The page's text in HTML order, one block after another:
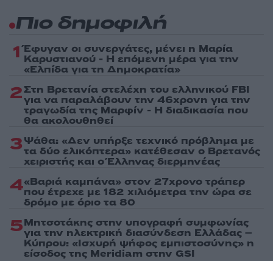
Πιο δημοφιλή
1 Έφυγαν οι συνεργάτες, μένει η Μαρία
Καρυστιανού - Η επόμενη μέρα για την
«Ελπίδα για τη Δημοκρατία»
2Στη Βρετανία στελέχη του ελληνικού FBI
για να παραλάβουν την 46χρονη για την
τραγωδία της Μαρφίν - Η διαδικασία που
θα ακολουθηθεί
3Ψάθα: «Δεν υπήρξε τεχνικό πρόβλημα με
τα δύο ελικόπτερα» κατέθεσαν ο Βρετανός
χειριστής και ο Έλληνας διερμηνέας
4«Βαριά καμπάνα» στον 27χρονο τράπερ
που έτρεχε με 182 χιλιόμετρα την ώρα σε
δρόμο με όριο τα 80
5Μητσοτάκης στην υπογραφή συμφωνίας
για την ηλεκτρική διασύνδεση Ελλάδας –
Κύπρου: «Ισχυρή ψήφος εμπιστοσύνης» η
είσοδος της Meridiam στην GSI